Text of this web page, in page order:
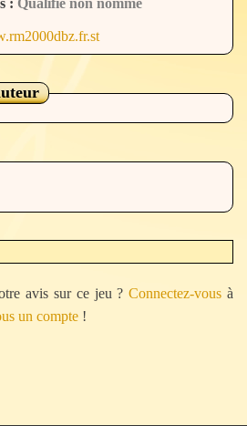
: Qualifié non nommé
avis sur ce jeu ?Connectez-vous à
un compte !